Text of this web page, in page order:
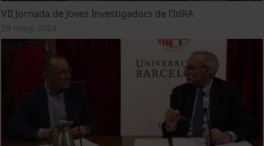
VII Jornada de Joves Investigadors de l’IdRA
29 maig, 2024